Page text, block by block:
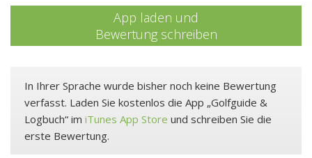
App laden und
Bewertung schreiben
In Ihrer Sprache wurde bisher noch keine Bewertung
verfasst. Laden Sie kostenlos die App „Golfguide &
Logbuch“ im iTunes App Store und schreiben Sie die
erste Bewertung.